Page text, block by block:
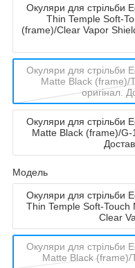
Окуляри для стрільби
Thin Temple Soft-
(frame)/Clear Vapor
Окуляри для стрільби
Matte Black (frame)/
оригінал.
Окуляри для стрільби
Matte Black (frame)/G-
Мoдель
Окуляри для стрільби
Thin Temple Soft-
Clear
Окуляри для стрільби
Matte Black (frame)/